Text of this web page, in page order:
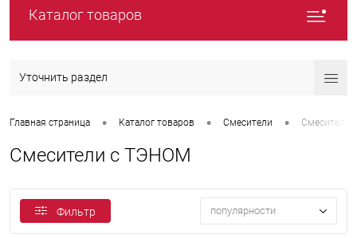
Каталог товаров
Уточнить раздел
Главная страница • Каталог товаров • Смесители • Смесители
Смесители с ТЭНОМ
Фильтр популярности